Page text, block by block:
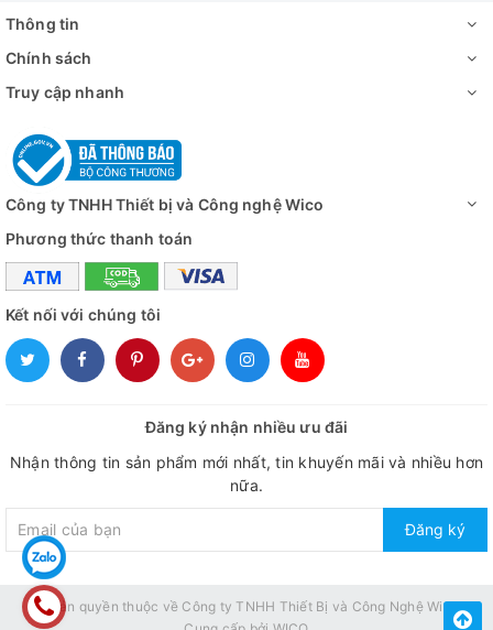
Thông tin
Chính sách
Truy cập nhanh
Công ty TNHH Thiết bị và Công nghệ Wico
Phương thức thanh toán
Kết nối với chúng tôi
Đăng ký nhận nhiều ưu đãi
Nhận thông tin sản phẩm mới nhất, tin khuyến mãi và nhiều hơn
nữa.
Đăng ký
© Bản quyền thuộc về Công ty TNHH Thiết Bị và Công Nghệ Wico